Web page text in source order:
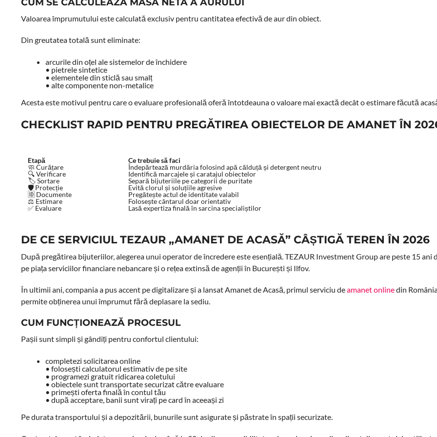
Valoarea împrumutului este calculată exclusiv pentru cantitatea efectivă de aur din obiect.
Din greutatea totală sunt eliminate:
arcurile din oțel ale sistemelor de închidere
• pietrele sintetice
• elementele din sticlă sau smalț
• alte componente non-metalice
Acesta este motivul pentru care o evaluare profesională oferă întotdeauna o valoare mai exactă decât o estimare făcută
CHECKLIST RAPID PENTRU PREGĂTIREA OBIECTELOR DE AMANET ÎN
Etapă
Ce trebuie să faci
🧼 Curățare
Îndepărtează murdăria folosind apă călduță și detergent neutru
🔍 Verificare
Identifică marcajele și caratajul obiectelor
🏷️ Sortare
Separă bijuteriile pe categorii de puritate
🛡️ Protecție
Evită clorul și soluțiile agresive
🆔 Documente
Pregătește actul de identitate valabil
⚖️ Estimare
Folosește cântarul doar orientativ
✅ Evaluare
Lasă expertiza finală în sarcina specialiștilor
DE CE SERVICIUL TEZAUR „AMANET DE ACASĂ” CÂȘTIGĂ TEREN ÎN 2026
După pregătirea bijuteriilor, alegerea unui operator de încredere este esențială. TEZAUR Investment Group are peste 15 ani
pe piața serviciilor financiare nebancare și o rețea extinsă de agenții în București și Ilfov.
În ultimii ani, compania a pus accent pe digitalizare și a lansat Amanet de Acasă, primul serviciu deamanet onlinedin
permite obținerea unui împrumut fără deplasare la sediu.
CUM FUNCȚIONEAZĂ PROCESUL
Pașii sunt simpli și gândiți pentru confortul clientului:
completezi solicitarea online
• folosești calculatorul estimativ de pe site
• programezi gratuit ridicarea coletului
• obiectele sunt transportate securizat către evaluare
• primești oferta finală în contul tău
• după acceptare, banii sunt virați pe card în aceeași zi
Pe durata transportului și a depozitării, bunurile sunt asigurate și păstrate în spații securizate.